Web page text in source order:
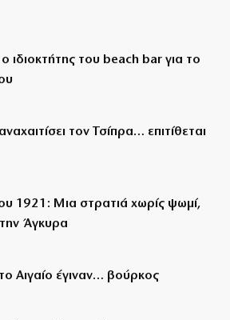
ιδιοκτήτης του beach bar για το
τον Τσίπρα… επιτίθεται
1921: Μια στρατιά χωρίς ψωμί,
Άγκυρα
Αιγαίο έγιναν… βούρκος